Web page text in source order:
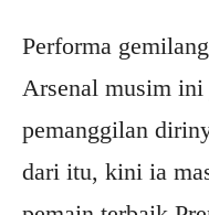
Performa
Arsenal musim ini
pemanggilan
dari itu, kini ia